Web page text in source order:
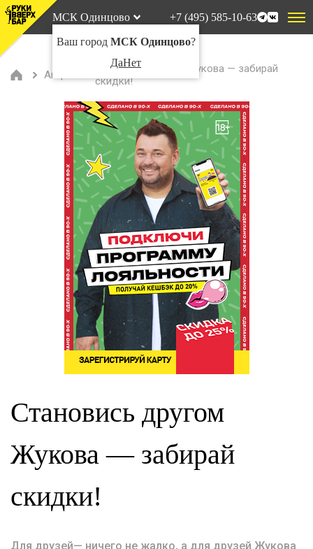
МСК Одинцово
Ваш город МСК Одинцово?
ДаНет
+7 (495) 585-10-63
Акции
Становись другом Жукова — забирай
скидки!
Становись другом
Жукова — забирай
скидки!
Для друзей— ничего не жалко, а для друзей Жукова